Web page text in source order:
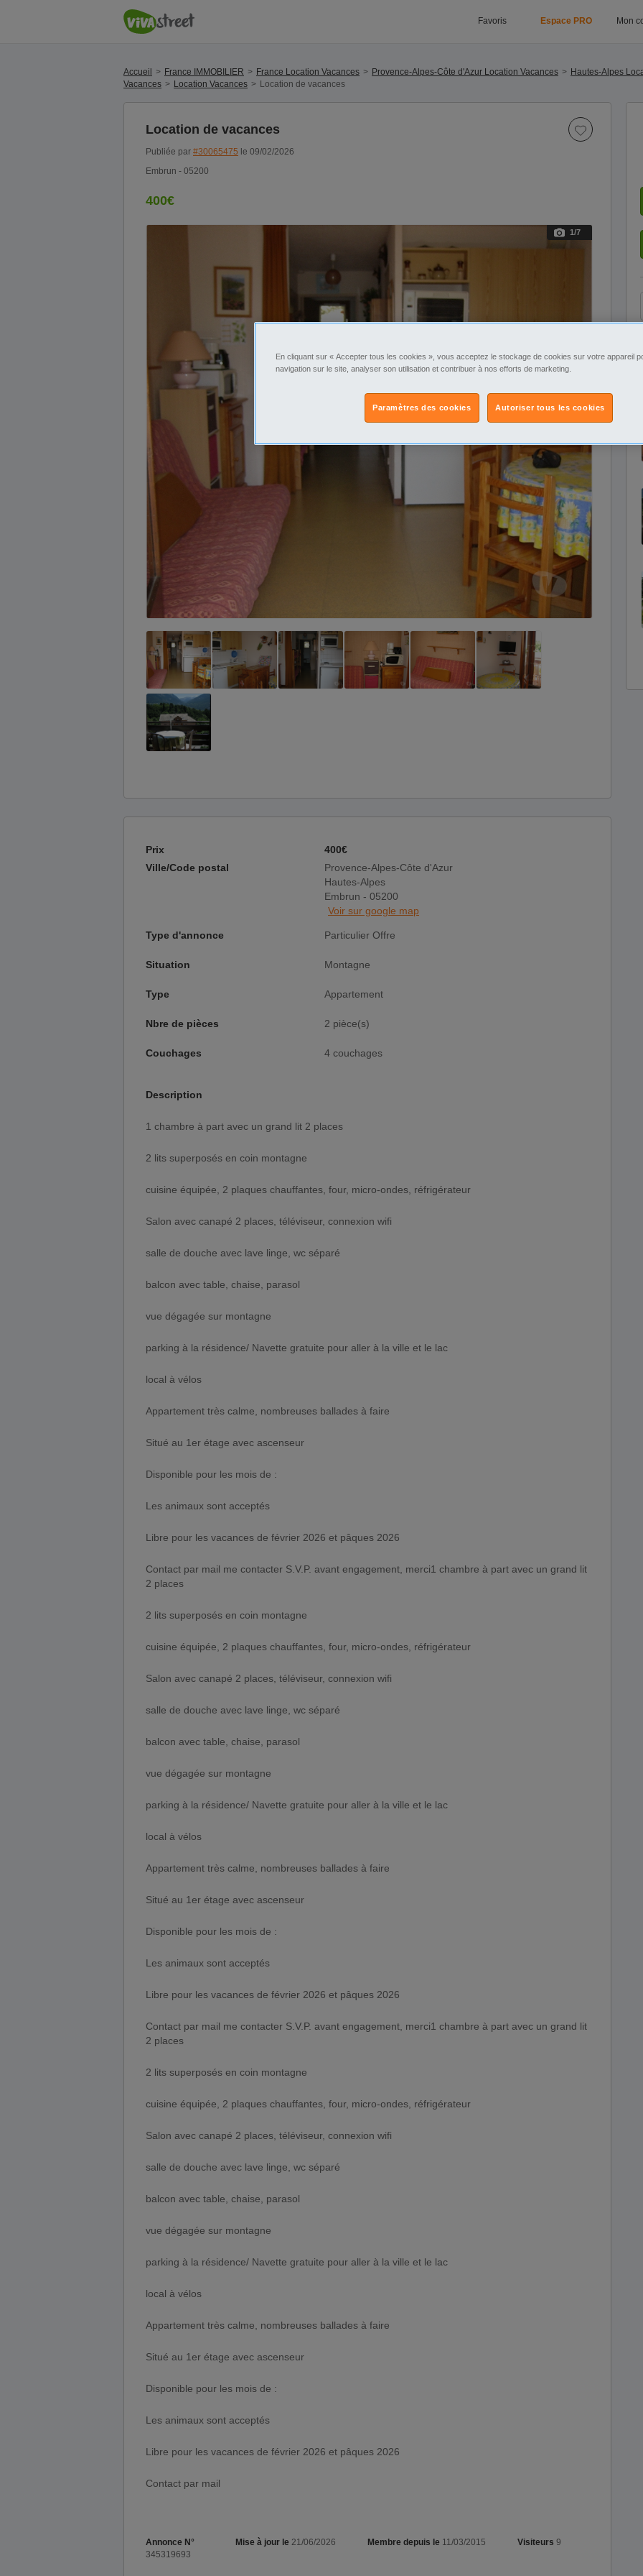
Favoris Espace PRO Mon
Accueil France IMMOBILIER France Location Vacances Provence-Alpes-Côte d'Azur Location Vacances Hautes-Alpes
Vacances
Location Vacances Location de vacances
Location de vacances
Publiée par #30065475 le 09/02/2026
Embrun - 05200
400€
1/7
Prix
400€
Ville/Code postal
Provence-Alpes-Côte d'Azur
Hautes-Alpes
Embrun - 05200
Voir sur google map
Type d'annonce Particulier Offre
Situation Montagne
Type Appartement
Nbre de pièces 2 pièce(s)
Couchages 4 couchages
Description
1 chambre à part avec un grand lit 2 places
2 lits superposés en coin montagne
cuisine équipée, 2 plaques chauffantes, four, micro-ondes, réfrigérateur
Salon avec canapé 2 places, téléviseur, connexion wifi
salle de douche avec lave linge, wc séparé
balcon avec table, chaise, parasol
vue dégagée sur montagne
parking à la résidence/ Navette gratuite pour aller à la ville et le lac
local à vélos
Appartement très calme, nombreuses ballades à faire
Situé au 1er étage avec ascenseur
Disponible pour les mois de :
Les animaux sont acceptés
Libre pour les vacances de février 2026 et pâques 2026
Contact par mail me contacter S.V.P. avant engagement, merci1 chambre à part avec un grand lit
2 places
2 lits superposés en coin montagne
cuisine équipée, 2 plaques chauffantes, four, micro-ondes, réfrigérateur
Salon avec canapé 2 places, téléviseur, connexion wifi
salle de douche avec lave linge, wc séparé
balcon avec table, chaise, parasol
vue dégagée sur montagne
parking à la résidence/ Navette gratuite pour aller à la ville et le lac
local à vélos
Appartement très calme, nombreuses ballades à faire
Situé au 1er étage avec ascenseur
Disponible pour les mois de :
Les animaux sont acceptés
Libre pour les vacances de février 2026 et pâques 2026
Contact par mail me contacter S.V.P. avant engagement, merci1 chambre à part avec un grand lit
2 places
2 lits superposés en coin montagne
cuisine équipée, 2 plaques chauffantes, four, micro-ondes, réfrigérateur
Salon avec canapé 2 places, téléviseur, connexion wifi
salle de douche avec lave linge, wc séparé
balcon avec table, chaise, parasol
vue dégagée sur montagne
parking à la résidence/ Navette gratuite pour aller à la ville et le lac
local à vélos
Appartement très calme, nombreuses ballades à faire
Situé au 1er étage avec ascenseur
Disponible pour les mois de :
Les animaux sont acceptés
Libre pour les vacances de février 2026 et pâques 2026
Contact par mail
Annonce N°
345319693
Mise à jour le 21/06/2026 Membre depuis le 11/03/2015 Visiteurs 9
En cliquant sur « Accepter tous les cookies », vous acceptez le stockage de cookies sur votre appareil
navigation sur le site, analyser son utilisation et contribuer à nos efforts de marketing.
Autoriser tous les cookies
Paramètres des cookies